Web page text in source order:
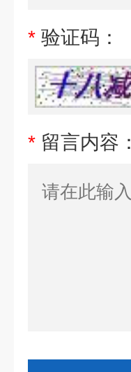
* 验证码：
* 留言内容：